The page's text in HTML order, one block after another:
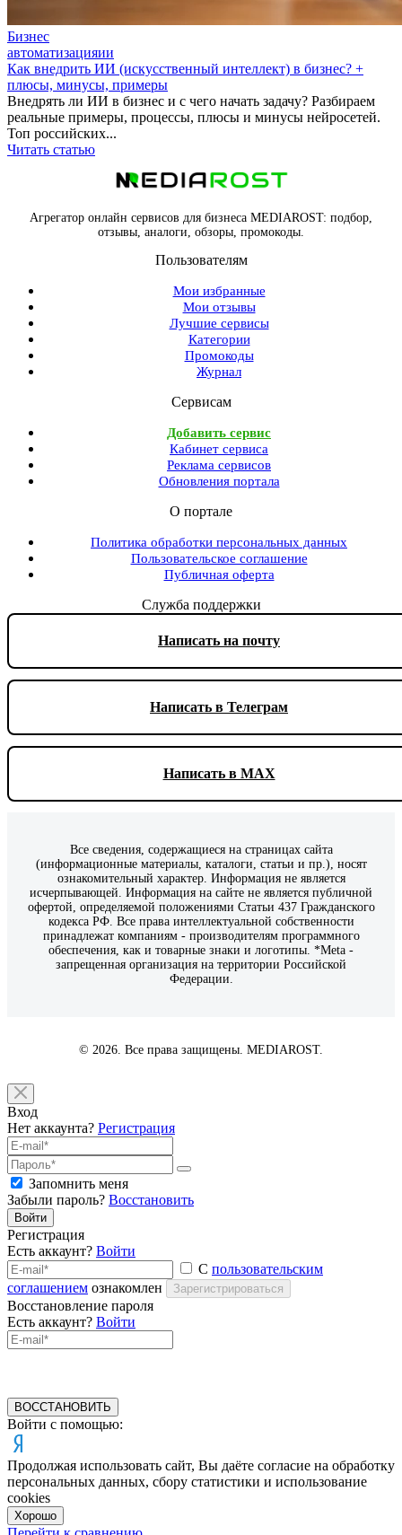
Бизнес
автоматизацияии
Как внедрить ИИ (искусственный интеллект) в бизнес? +
плюсы, минусы, примеры
Внедрять ли ИИ в бизнес и с чего начать задачу? Разбираем
реальные примеры, процессы, плюсы и минусы нейросетей.
Топ российских...
Читать статью
Агрегатор онлайн сервисов для бизнеса MEDIAROST: подбор,
отзывы, аналоги, обзоры, промокоды.
Пользователям
Мои избранные
Мои отзывы
Лучшие сервисы
Категории
Промокоды
Журнал
Сервисам
Добавить сервис
Кабинет сервиса
Реклама сервисов
Обновления портала
О портале
Политика обработки персональных данных
Пользовательское соглашение
Публичная оферта
Служба поддержки
Написать на почту
Написать в Телеграм
Написать в MAX
Все сведения, содержащиеся на страницах сайта
(информационные материалы, каталоги, статьи и пр.), носят
ознакомительный характер. Информация не является
исчерпывающей. Информация на сайте не является публичной
офертой, определяемой положениями Статьи 437 Гражданского
кодекса РФ. Все права интеллектуальной собственности
принадлежат компаниям - производителям программного
обеспечения, как и товарные знаки и логотипы. *Meta -
запрещенная организация на территории Российской
Федерации.
© 2026. Все права защищены. MEDIAROST.
Вход
Нет аккаунта? Регистрация
Запомнить меня
Забыли пароль? Восстановить
Войти
Регистрация
Есть аккаунт? Войти
С пользовательским
соглашением ознакомлен Зарегистрироваться
Восстановление пароля
Есть аккаунт? Войти
ВОССТАНОВИТЬ
Войти с помощью:
Продолжая использовать сайт, Вы даёте согласие на обработку
персональных данных, сбору статистики и использование
cookies
Хорошо